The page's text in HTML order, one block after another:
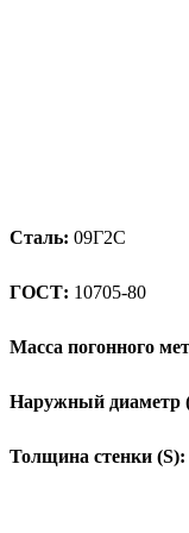
Сталь: 09Г2С
ГОСТ: 10705-80
Масса погонного
Наружный диаметр
Толщина стенки (S):